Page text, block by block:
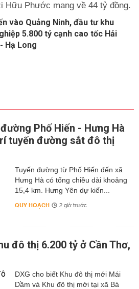
Hữu Phước mang về 44 tỷ đồng.
vào Quảng Ninh, đầu tư khu
5.800 tỷ cạnh cao tốc Hải
Hạ Long
Phố Hiến - Hưng Hà
tuyến đường sắt đô thị
Tuyến đường từ Phố Hiến đến xã
Hưng Hà có tổng chiều dài khoảng
15,4 km. Hưng Yên dự kiến...
QUY HOẠCH 2 giờ trước
đô thị 6.200 tỷ ở Cần Thơ,
DXG cho biết Khu đô thị mới Mái
Dầm và Khu đô thị mới tại xã Bá